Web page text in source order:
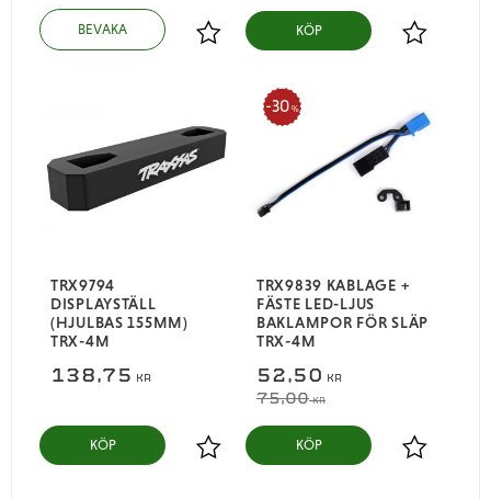
Lägg till i favoriter Lägg till i
KÖP
TRX9794
DISPLAYSTÄLL
(HJULBAS 155MM)
TRX-4M
138,75 KR
Lägg till i favoriter
KÖP
TRX9839 KABLAGE +
FÄSTE LED-LJUS
BAKLAMPOR FÖR SLÄP
TRX-4M
52,50 KR
75,00KR
30 %
Lägg till i
KÖP